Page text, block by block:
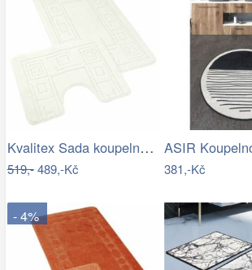
Kvalitex Sada koupelnových předložek…
519,-489,-Kč 381,-Kč
- 4%